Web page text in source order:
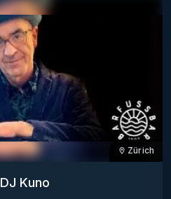
Zürich
Kuno